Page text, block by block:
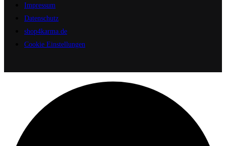
Impressum
Datenschutz
shop4karma.de
Cookie Einstellungen